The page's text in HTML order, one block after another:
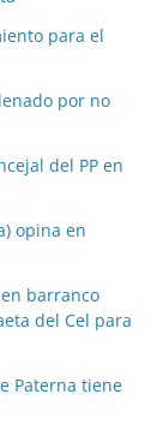
para el
por no
del PP en
opina en
barranco
del Cel para
Paterna tiene